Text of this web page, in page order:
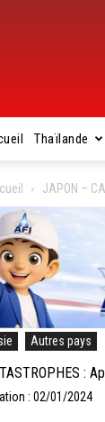
Thaïlande
JAPON –
Autres pays
:
: 02/01/2024